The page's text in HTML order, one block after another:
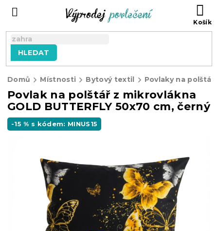
HLEDAT
Domů Místnosti Bytový textil Povlaky na
Povlak na polštář z mikrovlákna
GOLD BUTTERFLY 50x70 cm, černý
-15 % s kódem: MINUS15